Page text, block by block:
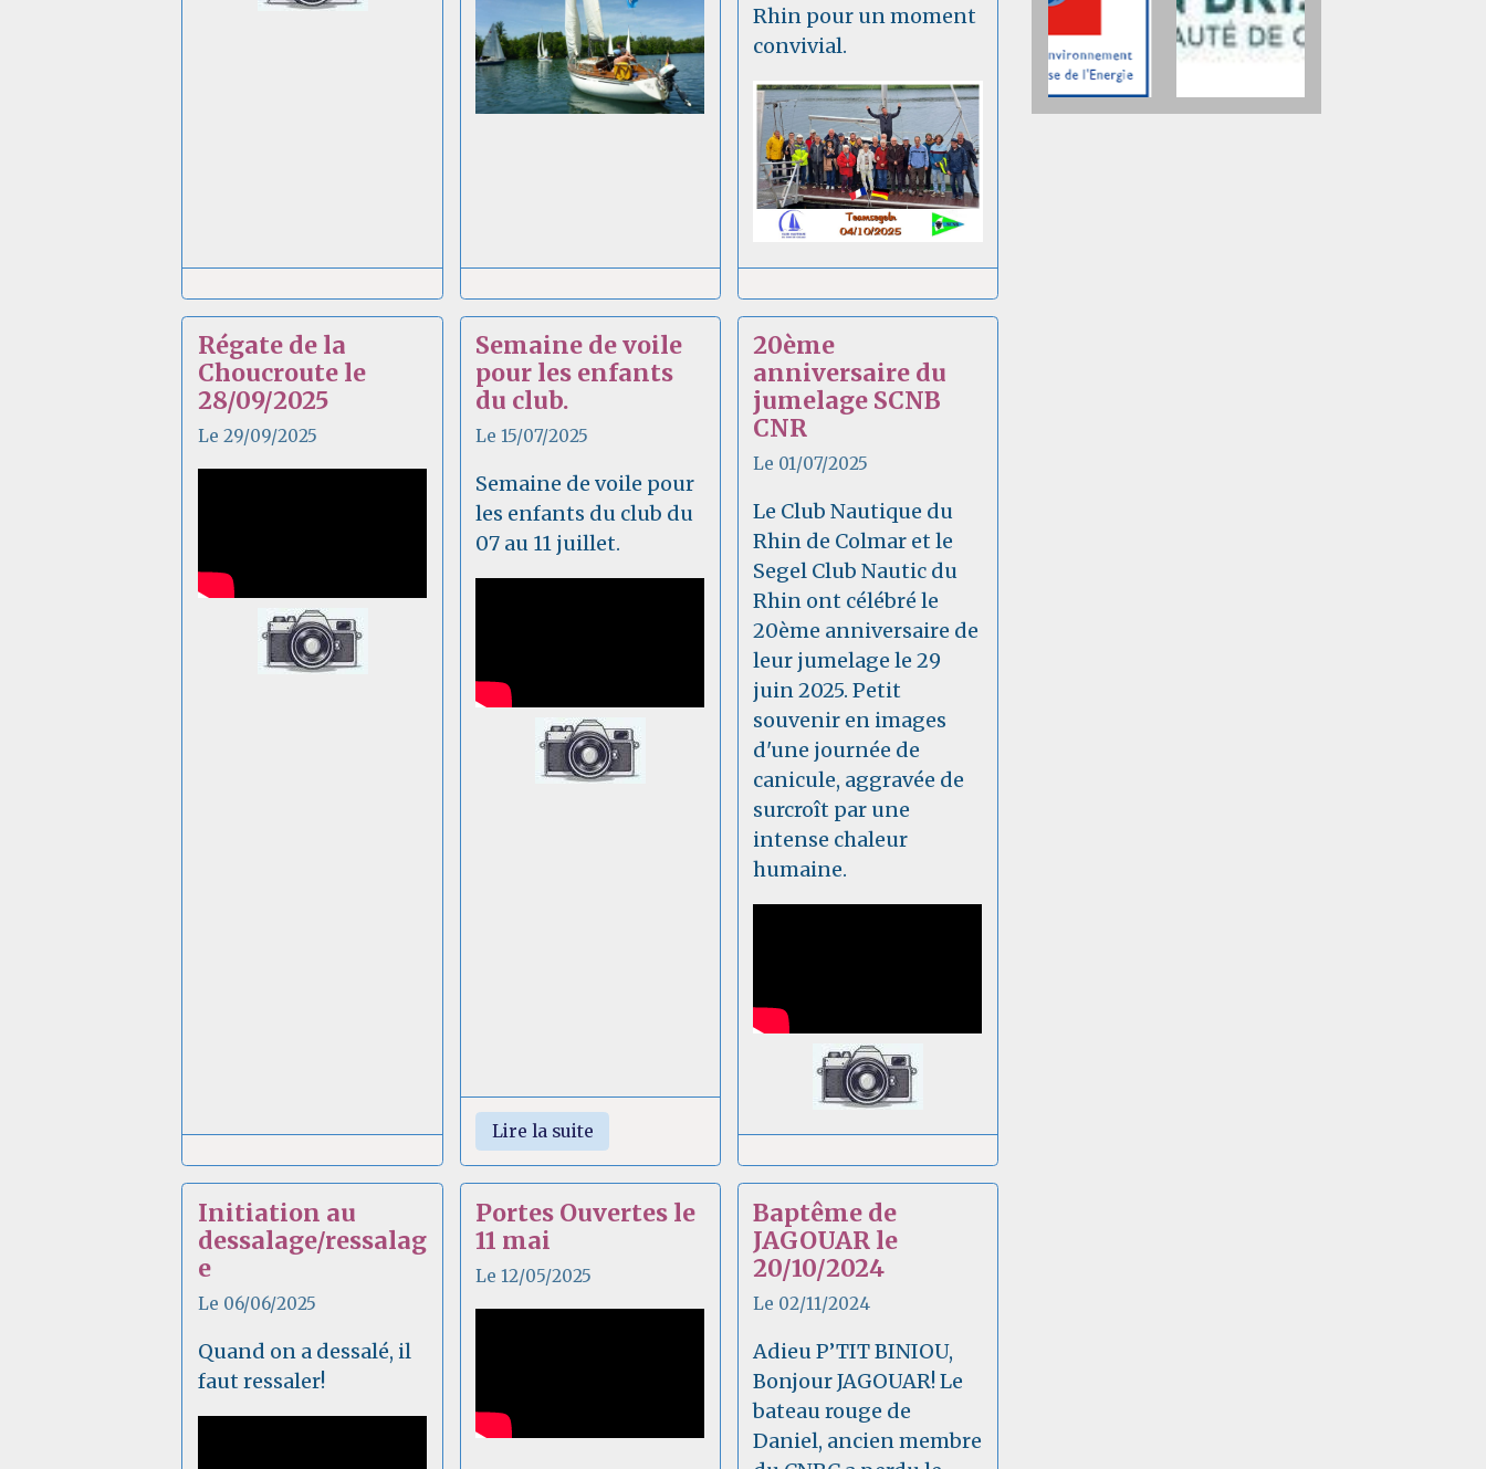
Rhin pour un moment
convivial.
Régate de la
Choucroute le
28/09/2025
Le 29/09/2025
Semaine de voile
pour les enfants
du club.
Le 15/07/2025
Semaine de voile pour
les enfants du club du
07 au 11 juillet.
Lire la suite
20ème
anniversaire du
jumelage SCNB
CNR
Le 01/07/2025
Le Club Nautique du
Rhin de Colmar et le
Segel Club Nautic du
Rhin ont célébré le
20ème anniversaire de
leur jumelage le 29
juin 2025. Petit
souvenir en images
d'une journée de
canicule, aggravée de
surcroît par une
intense chaleur
humaine.
Initiation au
dessalage/ressalag
e
Le 06/06/2025
Quand on a dessalé, il
faut ressaler!
Portes Ouvertes le
11 mai
Le 12/05/2025
Baptême de
JAGOUAR le
20/10/2024
Le 02/11/2024
Adieu P’TIT BINIOU,
Bonjour JAGOUAR! Le
bateau rouge de
Daniel, ancien membre